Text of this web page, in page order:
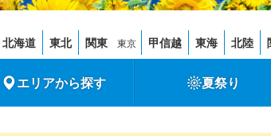
北海道 東北 関東 東京 甲信越 東海 北陸
エリアから探す 夏祭り